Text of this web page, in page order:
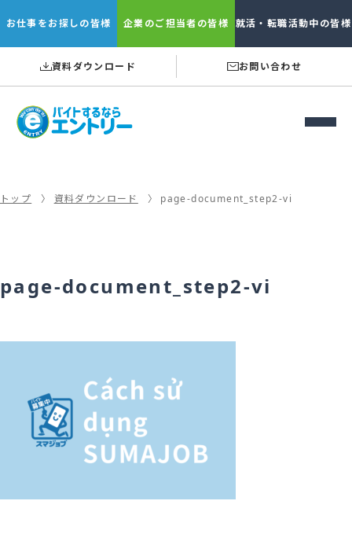
お仕事をお探しの皆様 企業のご担当者の皆様 就活・転職活動中の皆様
資料ダウンロード お問い合わせ
トップ 資料ダウンロード page-document_step2-vi
page-document_step2-vi